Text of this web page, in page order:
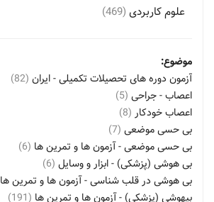
علوم کاربردی (469)
موضوع:
آزمون دوره های تحصیلات تکمیلی - ایران (82)
اعصاب - جراحی (5)
اعصاب خودکار (8)
بی حسی موضعی (7)
بی حسی موضعی - آزمون ها و تمرین ها (6)
بی هوشی (پزشکی) - ابزار و وسایل (6)
بی هوشی در قلب شناسی - آزمون ها و تمرین ها
بیهوشی (پزشکی) - آزمون ها و تمرین ها (191)